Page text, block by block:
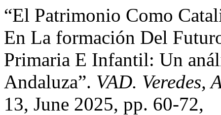
“El Patrimonio Como
En La formación Del
Primaria E Infantil: Un
Andaluza”. VAD. Veredes,
13, June 2025, pp. 60-72,